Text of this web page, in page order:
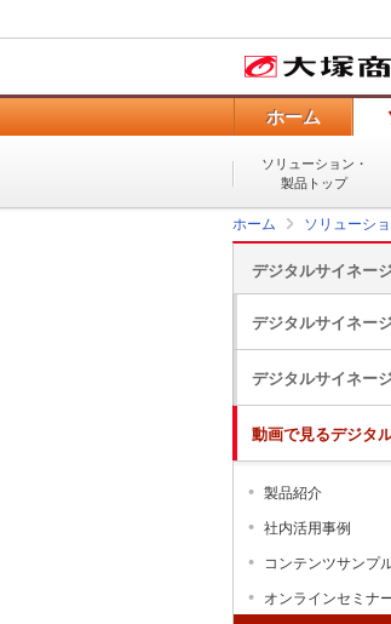
ホーム
ソリューション・
製品トップ
ホーム ソリューシ
デジタルサイネー
デジタルサイネー
デジタルサイネー
動画で見るデジタ
製品紹介
社内活用事例
コンテンツサンプ
オンラインセミナ